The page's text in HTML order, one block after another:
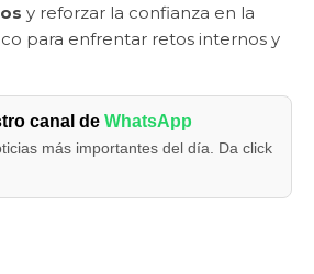
y reforzar la confianza en la
para enfrentar retos internos y
canal deWhatsApp
más importantes del día. Da click